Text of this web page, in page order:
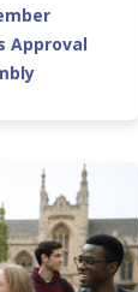
Approval